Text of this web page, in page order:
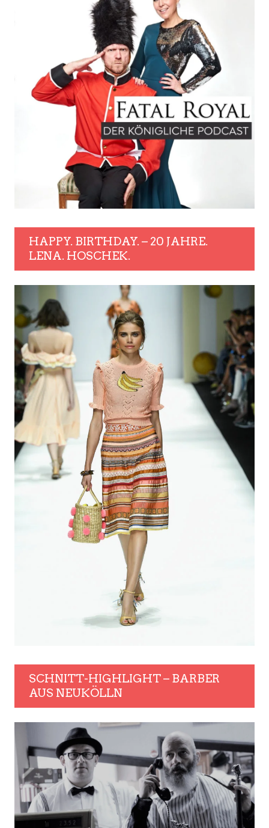
HAPPY. BIRTHDAY. – 20 JAHRE.
LENA. HOSCHEK.
SCHNITT-HIGHLIGHT – BARBER
AUS NEUKÖLLN